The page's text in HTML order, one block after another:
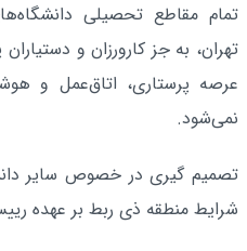
تمام مقاطع تحصیلی
تهران، به جز کارورزان و
نمی‌شود.
تصمیم گیری در خصوص سایر
شرایط منطقه ذی ربط بر عهده